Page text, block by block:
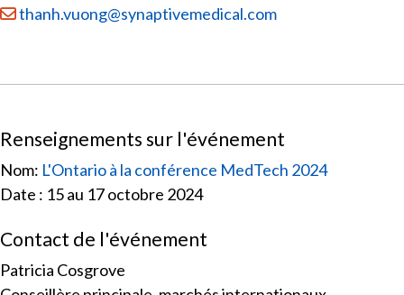
Courriel :
thanh.vuong@synaptivemedical.com
Renseignements sur l'événement
Nom: L'Ontario à la conférence MedTech 2024
Date : 15 au 17 octobre 2024
Contact de l'événement
Patricia Cosgrove